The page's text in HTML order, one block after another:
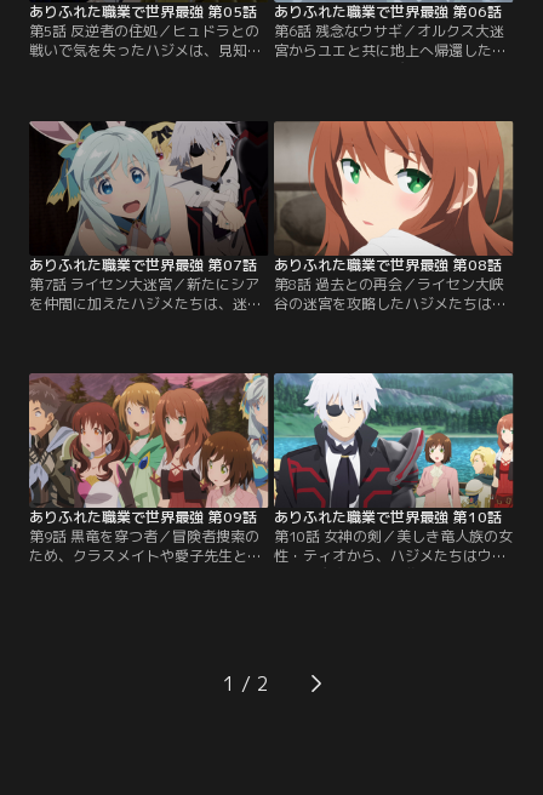
ありふれた職業で世界最強 第05話
第5話 反逆者の住処／ヒュドラとの
戦いで気を失ったハジメは、見知ら
う。二人は地上への道を探すため、
辺りを散策し始める。一方、訓練を
経て強くなった香織たちは、ハジメ
を失ったオルクス大迷宮65階層に到
達し--。【提供：バンダイチャンネ
ありふれた職業で世界最強 第06話
第6話 残念なウサギ／オルクス大迷
宮からユエと共に地上へ帰還したハ
ジメ。しかし、喜びも束の間、何や
と依頼される。次の大迷宮攻略のヒ
ントになると考えたハジメたちは彼
女の依頼を受けることに。一行はシ
アの故郷・ハルツィナ樹海へ向かう
ことになったのだが--。【提供：バ
ンダイチャンネル】
ありふれた職業で世界最強 第07話
第7話 ライセン大迷宮／新たにシア
を仲間に加えたハジメたちは、迷宮
し、かなり曲者な迷宮の主、ミレデ
ィ・ライセンが仕掛けたトラップに
苦しめられてしまう。数々の罠を潜
り抜けた先でハジメたちを待ち受け
ていたものは--。【提供：バンダイ
チャンネル】
ありふれた職業で世界最強 第08話
第8話 過去との再会／ライセン大峡
谷の迷宮を攻略したハジメたちは、
頼されたハジメ。一行は捜索に向か
う途中、湖畔の町・ウルに立ち寄
る。そこでハジメはオルクス大迷宮
で離ればなれとなったクラスメイト
たちと予期せぬ再会を果たす。【提
供：バンダイチャンネル】
ありふれた職業で世界最強 第09話
第9話 黒竜を穿つ者／冒険者捜索の
ため、クラスメイトや愛子先生と行
ルを発見する。話を聞くと、漆黒の
竜に襲われたという。その日の夜、
ありふれた職業で世界最強 第10話
第10話 女神の剣／美しき竜人族の女
性・ティオから、ハジメたちはウル
う愛子であったが、住民たちの士気
は高まっていく。そして遂に、魔物
1